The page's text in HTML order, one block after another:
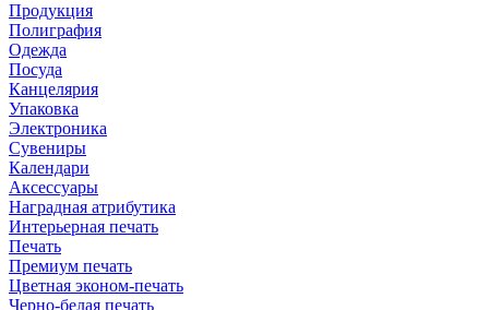
Продукция
Полиграфия
Одежда
Посуда
Канцелярия
Упаковка
Электроника
Сувениры
Календари
Аксессуары
Наградная атрибутика
Интерьерная печать
Печать
Премиум печать
Цветная эконом-печать
Черно-белая печать